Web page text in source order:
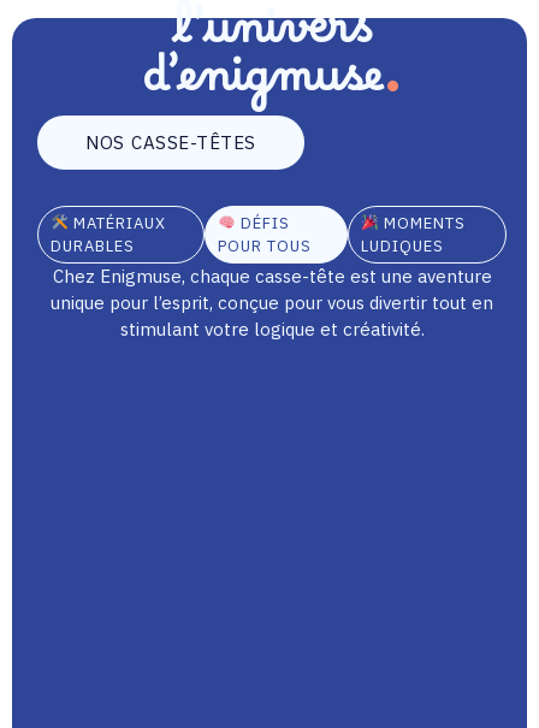
l’univers
d’enigmuse
NOS CASSE-TÊTES
Chez Enigmuse, chaque casse-tête est une aventure
unique pour l’esprit, conçue pour vous divertir tout en
stimulant votre logique et créativité.
MATÉRIAUX
DURABLES
DÉFIS
POUR TOUS
MOMENTS
LUDIQUES